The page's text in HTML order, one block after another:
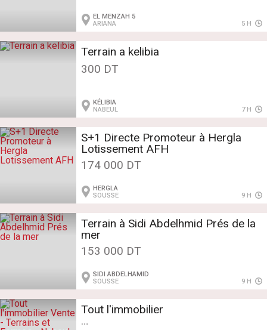
EL MENZAH 5
ARIANA
5 H
Terrain a kelibia
300 DT
KÉLIBIA
NABEUL
7 H
S+1 Directe Promoteur à Hergla
Lotissement AFH
174 000 DT
HERGLA
SOUSSE
9 H
Terrain à Sidi Abdelhmid Prés de la
mer
153 000 DT
SIDI ABDELHAMID
SOUSSE
9 H
Tout l'immobilier